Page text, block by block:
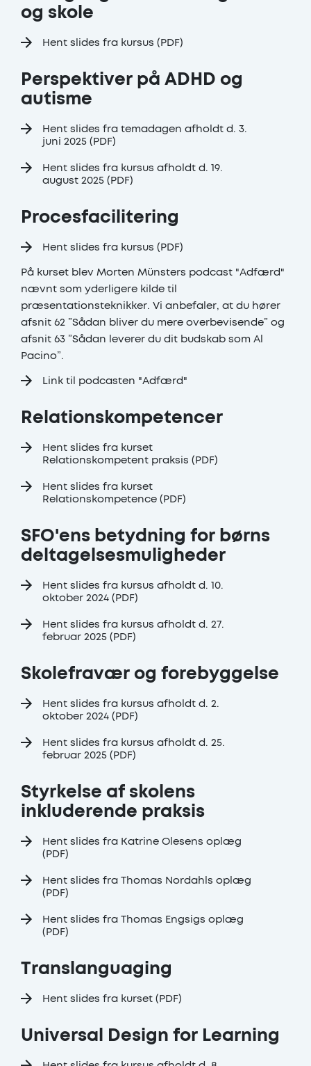
og skole
Hent slides fra kursus (PDF)
Perspektiver på ADHD og
autisme
Hent slides fra temadagen afholdt d. 3.
juni 2025 (PDF)
Hent slides fra kursus afholdt d. 19.
august 2025 (PDF)
Procesfacilitering
Hent slides fra kursus (PDF)
På kurset blev Morten Münsters podcast "Adfærd"
nævnt som yderligere kilde til
præsentationsteknikker. Vi anbefaler, at du hører
afsnit 62 ”Sådan bliver du mere overbevisende” og
afsnit 63 ”Sådan leverer du dit budskab som Al
Pacino”.
Link til podcasten "Adfærd"
Relationskompetencer
Hent slides fra kurset
Relationskompetent praksis (PDF)
Hent slides fra kurset
Relationskompetence (PDF)
SFO'ens betydning for børns
deltagelsesmuligheder
Hent slides fra kursus afholdt d. 10.
oktober 2024 (PDF)
Hent slides fra kursus afholdt d. 27.
februar 2025 (PDF)
Skolefravær og forebyggelse
Hent slides fra kursus afholdt d. 2.
oktober 2024 (PDF)
Hent slides fra kursus afholdt d. 25.
februar 2025 (PDF)
Styrkelse af skolens
inkluderende praksis
Hent slides fra Katrine Olesens oplæg
(PDF)
Hent slides fra Thomas Nordahls oplæg
(PDF)
Hent slides fra Thomas Engsigs oplæg
(PDF)
Translanguaging
Hent slides fra kurset (PDF)
Universal Design for Learning